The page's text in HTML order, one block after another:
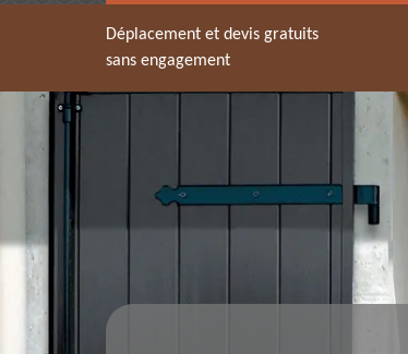
Déplacement et devis gratuits
sans engagement